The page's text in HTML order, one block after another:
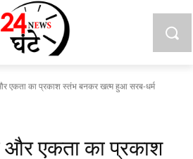
एकता का प्रकाश स्तंभ बनकर खत्म हुआ सरब-धर्म
और एकता का प्रकाश